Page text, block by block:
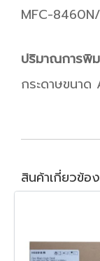
MFC-
ปริมาณการพิ
กระดาษขนา
สินค้าเกี่ยวข้อง